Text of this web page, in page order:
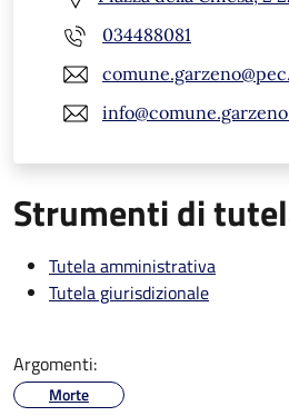
034488081
Strumenti di
Tutela amministrativa
Tutela giurisdizionale
Argomenti:
Morte